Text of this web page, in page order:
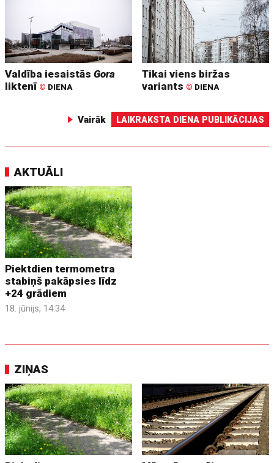
Valdība iesaistāsGora
liktenī © DIENA
Tikai viens biržas
variants © DIENA
Vairāk LAIKRAKSTA DIENA PUBLIKĀCIJAS
AKTUĀLI
Piektdien termometra
stabiņš pakāpsies līdz
+24 grādiem
18. jūnijs, 14:34
ZIŅAS